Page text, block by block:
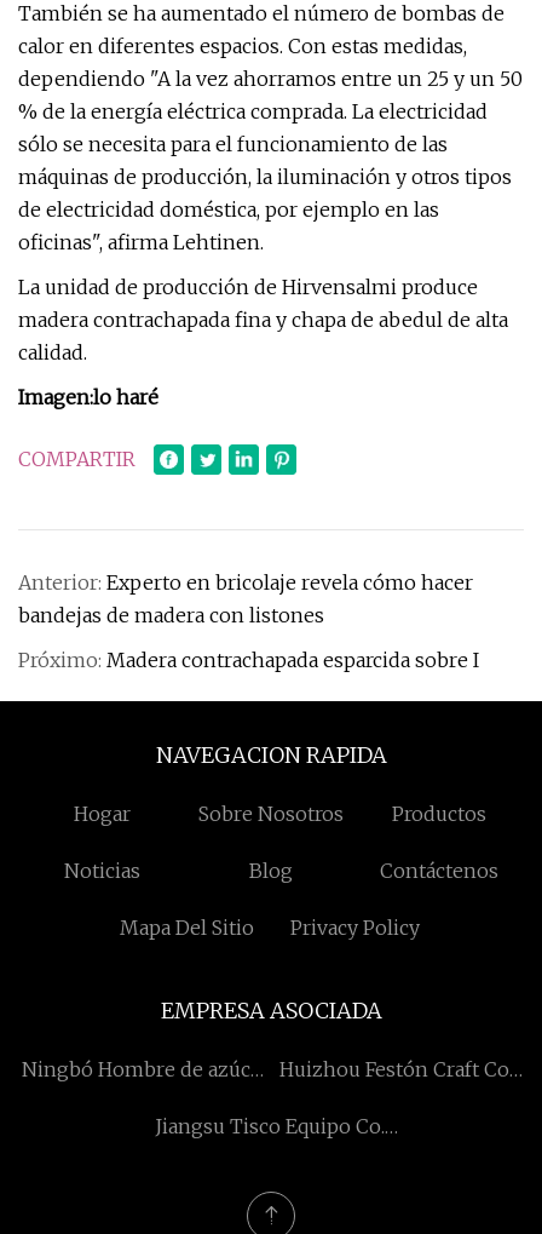
También se ha aumentado el número de bombas de
calor en diferentes espacios. Con estas medidas,
dependiendo "A la vez ahorramos entre un 25 y un 50
% de la energía eléctrica comprada. La electricidad
sólo se necesita para el funcionamiento de las
máquinas de producción, la iluminación y otros tipos
de electricidad doméstica, por ejemplo en las
oficinas", afirma Lehtinen.
La unidad de producción de Hirvensalmi produce
madera contrachapada fina y chapa de abedul de alta
calidad.
Imagen:lo haré
COMPARTIR
Anterior: Experto en bricolaje revela cómo hacer
bandejas de madera con listones
Próximo: Madera contrachapada esparcida sobre I
NAVEGACION RAPIDA
Hogar Sobre Nosotros Productos
Noticias Blog Contáctenos
Mapa Del Sitio Privacy Policy
EMPRESA ASOCIADA
Ningbó Hombre de azúcar
Huizhou Festón Craft Co.,
Jiangsu Tisco Equipo Co.,